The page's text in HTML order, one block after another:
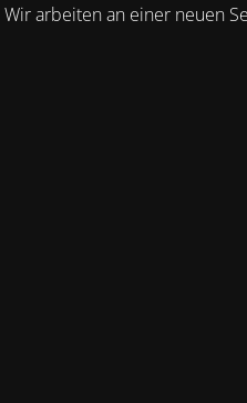
Wir arbeiten an einer neuen